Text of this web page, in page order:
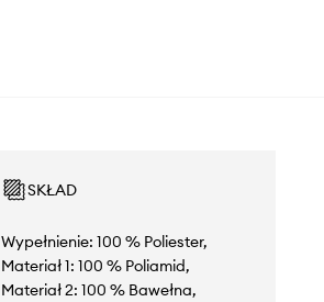
SKŁAD
Wypełnienie: 100 % Poliester,
Materiał 1: 100 % Poliamid,
Materiał 2: 100 % Bawełna,